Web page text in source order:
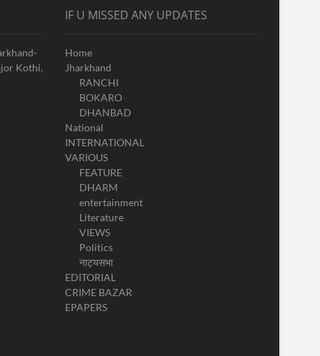
Kothi,
IF U MISSED ANY UPDATES
Home
Jharkhand
RANCHI
BOKARO
DHANBAD
National
INTERNATIONAL
VARIOUS
FEATURE
DHARM
entertainment
Literature
VIEWS
Politics
नाट्यसभा
EDITORIAL
CRIME BAZAR
EPAPERS